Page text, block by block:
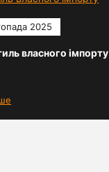
2025
власного імпорту